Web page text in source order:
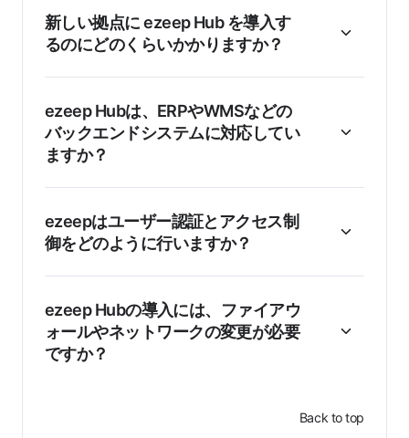
新しい拠点に ezeep Hub を導入す
るのにどのくらいかかりますか？
ezeep Hubは、ERPやWMSなどの
バックエンドシステムに対応してい
ますか？
ezeepはユーザー認証とアクセス制
御をどのように行いますか？
ezeep Hubの導入には、ファイアウ
ォールやネットワークの変更が必要
ですか？
Back to top